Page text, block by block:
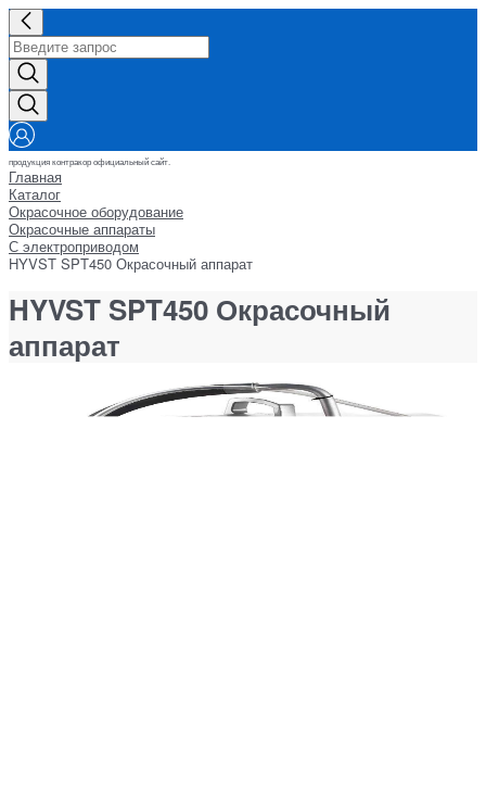
продукция контракор официальный сайт.
Главная
Каталог
Окрасочное оборудование
Окрасочные аппараты
С электроприводом
HYVST SPT450 Окрасочный аппарат
HYVST SPT450 Окрасочный
аппарат